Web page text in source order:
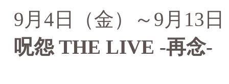
9月4日（金）～9月13
呪怨 THE LIVE -再念-